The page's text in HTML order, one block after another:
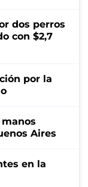
dos perros
con $2,7
por la
Aires
en la